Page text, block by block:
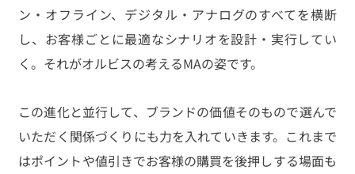
ン・オフライン、デジタル・アナログのすべてを横断
し、お客様ごとに最適なシナリオを設計・実行してい
く。それがオルビスの考えるMAの姿です。
この進化と並行して、ブランドの価値そのもので選んで
いただく関係づくりにも力を入れていきます。これまで
はポイントや値引きでお客様の購買を後押しする場面も